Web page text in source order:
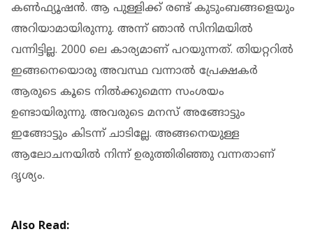
കണ്‍ഫ്യൂഷന്‍. ആ പുള്ളിക്ക് രണ്ട് കുടുംബങ്ങളെയും
അറിയാമായിരുന്നു. അന്ന് ഞാന്‍ സിനിമയില്‍
വന്നിട്ടില്ല. 2000 ലെ കാര്യമാണ് പറയുന്നത്. തിയറ്ററില്‍
ഇങ്ങനെയൊരു അവസ്ഥ വന്നാല്‍ പ്രേക്ഷകര്‍
ആരുടെ കൂടെ നില്‍ക്കുമെന്ന സംശയം
ഉണ്ടായിരുന്നു. അവരുടെ മനസ് അങ്ങോട്ടും
ഇങ്ങോട്ടും കിടന്ന് ചാടില്ലേ. അങ്ങനെയുള്ള
ആലോചനയില്‍ നിന്ന് ഉരുത്തിരിഞ്ഞു വന്നതാണ്
ദൃശ്യം.
Also Read: